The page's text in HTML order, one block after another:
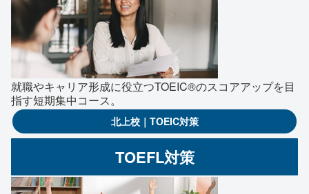
就職やキャリア形成に役立つTOEIC®のスコアアップを目
指す短期集中コース。
北上校｜TOEIC対策
TOEFL対策